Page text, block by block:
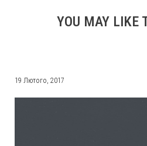
YOU MAY LIKE
19 Лютого, 2017